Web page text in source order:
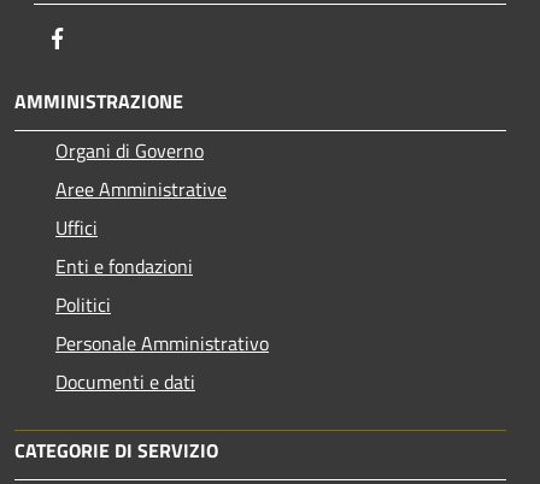
AMMINISTRAZIONE
Organi di Governo
Aree Amministrative
Uffici
Enti e fondazioni
Politici
Personale Amministrativo
Documenti e dati
CATEGORIE DI SERVIZIO